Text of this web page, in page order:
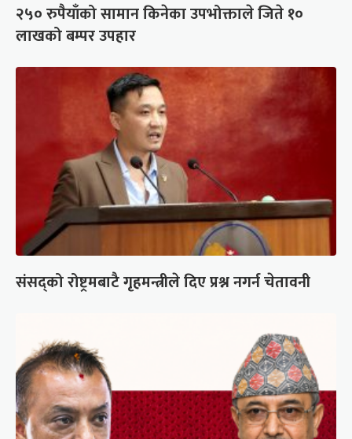
२५० रुपैयाँको सामान किनेका उपभोक्ताले जिते १०
लाखको बम्पर उपहार
संसद्को रोष्ट्रमबाटै गृहमन्त्रीले दिए प्रश्न नगर्न चेतावनी